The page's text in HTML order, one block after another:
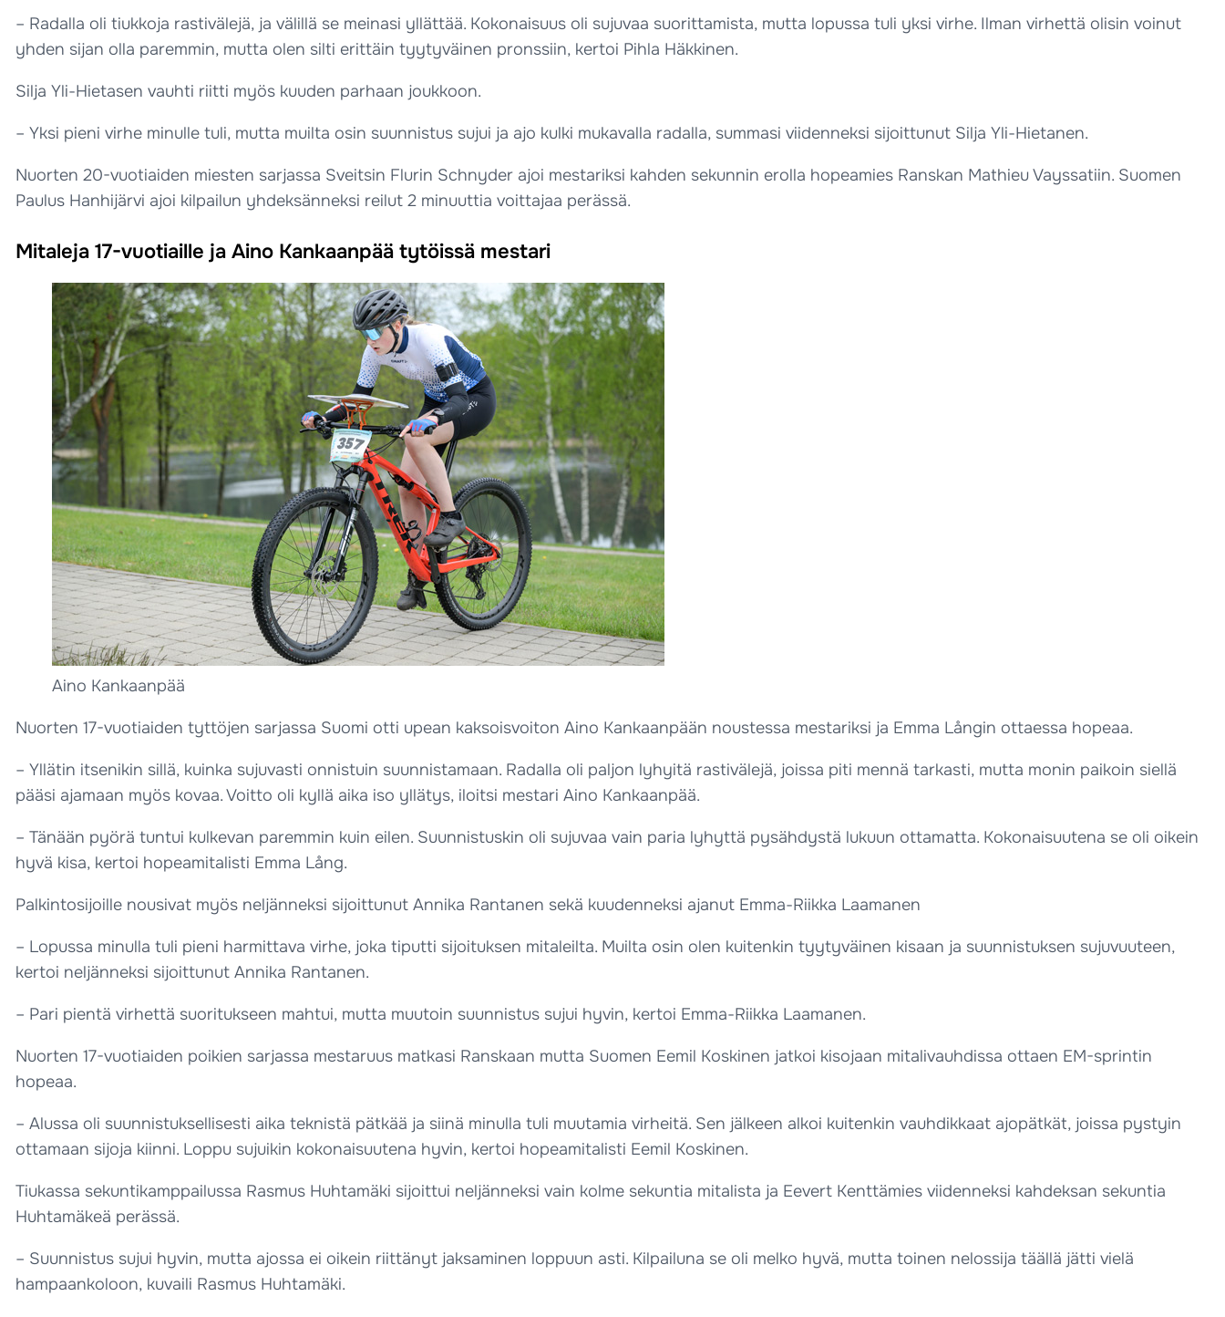
– Radalla oli tiukkoja rastivälejä, ja välillä se meinasi yllättää. Kokonaisuus oli sujuvaa suorittamista, mutta lopussa tuli yksi virhe. Ilman virhettä olisin voinut
yhden sijan olla paremmin, mutta olen silti erittäin tyytyväinen pronssiin, kertoi Pihla Häkkinen.
Silja Yli-Hietasen vauhti riitti myös kuuden parhaan joukkoon.
– Yksi pieni virhe minulle tuli, mutta muilta osin suunnistus sujui ja ajo kulki mukavalla radalla, summasi viidenneksi sijoittunut Silja Yli-Hietanen.
Nuorten 20-vuotiaiden miesten sarjassa Sveitsin Flurin Schnyder ajoi mestariksi kahden sekunnin erolla hopeamies Ranskan Mathieu Vayssatiin. Suomen
Paulus Hanhijärvi ajoi kilpailun yhdeksänneksi reilut 2 minuuttia voittajaa perässä.
Mitaleja 17-vuotiaille ja Aino Kankaanpää tytöissä mestari
Aino Kankaanpää
Nuorten 17-vuotiaiden tyttöjen sarjassa Suomi otti upean kaksoisvoiton Aino Kankaanpään noustessa mestariksi ja Emma Långin ottaessa hopeaa.
– Yllätin itsenikin sillä, kuinka sujuvasti onnistuin suunnistamaan. Radalla oli paljon lyhyitä rastivälejä, joissa piti mennä tarkasti, mutta monin paikoin siellä
pääsi ajamaan myös kovaa. Voitto oli kyllä aika iso yllätys, iloitsi mestari Aino Kankaanpää.
– Tänään pyörä tuntui kulkevan paremmin kuin eilen. Suunnistuskin oli sujuvaa vain paria lyhyttä pysähdystä lukuun ottamatta. Kokonaisuutena se oli oikein
hyvä kisa, kertoi hopeamitalisti Emma Lång.
Palkintosijoille nousivat myös neljänneksi sijoittunut Annika Rantanen sekä kuudenneksi ajanut Emma-Riikka Laamanen
– Lopussa minulla tuli pieni harmittava virhe, joka tiputti sijoituksen mitaleilta. Muilta osin olen kuitenkin tyytyväinen kisaan ja suunnistuksen sujuvuuteen,
kertoi neljänneksi sijoittunut Annika Rantanen.
– Pari pientä virhettä suoritukseen mahtui, mutta muutoin suunnistus sujui hyvin, kertoi Emma-Riikka Laamanen.
Nuorten 17-vuotiaiden poikien sarjassa mestaruus matkasi Ranskaan mutta Suomen Eemil Koskinen jatkoi kisojaan mitalivauhdissa ottaen EM-sprintin
hopeaa.
– Alussa oli suunnistuksellisesti aika teknistä pätkää ja siinä minulla tuli muutamia virheitä. Sen jälkeen alkoi kuitenkin vauhdikkaat ajopätkät, joissa pystyin
ottamaan sijoja kiinni. Loppu sujuikin kokonaisuutena hyvin, kertoi hopeamitalisti Eemil Koskinen.
Tiukassa sekuntikamppailussa Rasmus Huhtamäki sijoittui neljänneksi vain kolme sekuntia mitalista ja Eevert Kenttämies viidenneksi kahdeksan sekuntia
Huhtamäkeä perässä.
– Suunnistus sujui hyvin, mutta ajossa ei oikein riittänyt jaksaminen loppuun asti. Kilpailuna se oli melko hyvä, mutta toinen nelossija täällä jätti vielä
hampaankoloon, kuvaili Rasmus Huhtamäki.